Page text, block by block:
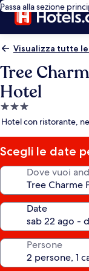
Passa alla sezione
Visualizza tutte
Tree
Hotel
Struttura
a
stelle
Hotel con ristorante,
Scegli le date
Dove vuoi
Date
Persone